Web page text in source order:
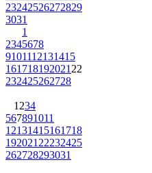
23242526272829
3031
1
2345678
9101112131415
16171819202122
232425262728
1234
567891011
12131415161718
19202122232425
262728293031